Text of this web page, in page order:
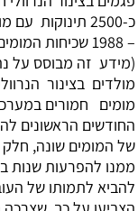
(מידע זה מבוסס על
מומים חמורים
החודשים הראשונים
של המומים שונה, חלק
ממנו להפרעות שנות
להביא לתמותו של